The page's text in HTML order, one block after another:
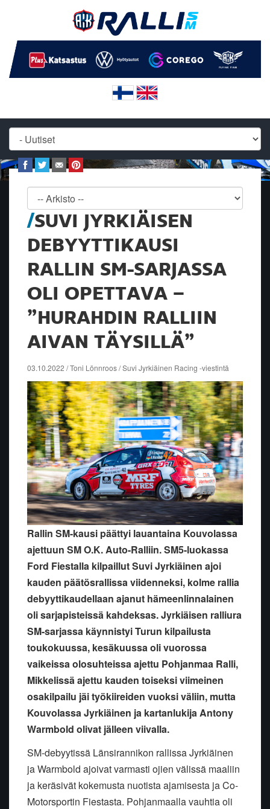
SUVI JYRKIÄISEN
DEBYYTTIKAUSI
RALLIN SM-SARJASSA
OLI OPETTAVA –
”HURAHDIN RALLIIN
AIVAN TÄYSILLÄ”
03.10.2022 / Toni Lönnroos / Suvi Jyrkiäinen Racing -viestintä
Rallin SM-kausi päättyi lauantaina Kouvolassa
ajettuun SM O.K. Auto-Ralliin. SM5-luokassa
Ford Fiestalla kilpaillut Suvi Jyrkiäinen ajoi
kauden päätösrallissa viidenneksi, kolme rallia
debyyttikaudellaan ajanut hämeenlinnalainen
oli sarjapisteissä kahdeksas. Jyrkiäisen ralliura
SM-sarjassa käynnistyi Turun kilpailusta
toukokuussa, kesäkuussa oli vuorossa
vaikeissa olosuhteissa ajettu Pohjanmaa Ralli,
Mikkelissä ajettu kauden toiseksi viimeinen
osakilpailu jäi työkiireiden vuoksi väliin, mutta
Kouvolassa Jyrkiäinen ja kartanlukija Antony
Warmbold olivat jälleen viivalla.
SM-debyytissä Länsirannikon rallissa Jyrkiäinen
ja Warmbold ajoivat varmasti ojien välissä maaliin
ja keräsivät kokemusta nuotista ajamisesta ja Co-
Motorsportin Fiestasta. Pohjanmaalla vauhtia oli